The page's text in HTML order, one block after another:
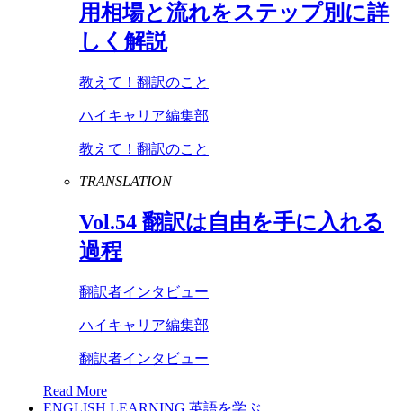
用相場と流れをステップ別に詳
しく解説
教えて！翻訳のこと
ハイキャリア編集部
教えて！翻訳のこと
TRANSLATION
Vol.54 翻訳は自由を手に入れる
過程
翻訳者インタビュー
ハイキャリア編集部
翻訳者インタビュー
Read More
ENGLISH LEARNING 英語を学ぶ